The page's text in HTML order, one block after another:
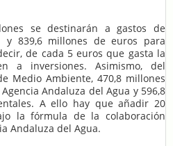
se destinarán a gastos de
y 839,6 millones de euros para
de cada 5 euros que gasta la
a inversiones. Asimismo, del
Medio Ambiente, 470,8 millones
Andaluza del Agua y 596,8
A ello hay que añadir 20
la fórmula de la colaboración
Andaluza del Agua.